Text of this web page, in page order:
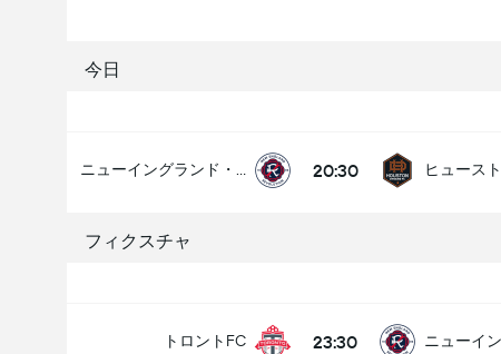
今日
20:30
フィクスチャ
トロントFC 23:30